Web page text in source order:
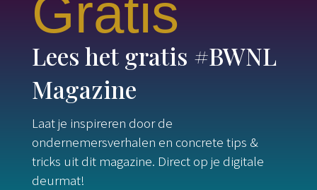
Gratis
Lees het gratis #BWNL
Magazine
Laat je inspireren door de
ondernemersverhalen en concrete tips &
tricks uit dit magazine. Direct op je digitale
deurmat!